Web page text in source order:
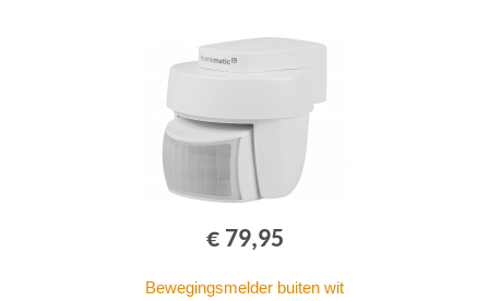
€ 79,95
Bewegingsmelder buiten wit